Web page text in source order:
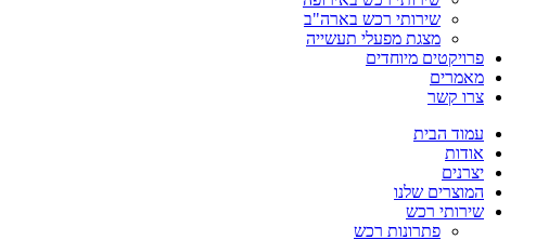
שירותי רכש בארה"ב
מצגת מפעלי תעשייה
פרויקטים מיוחדים
מאמרים
צרו קשר
עמוד הבית
אודות
יצרנים
המוצרים שלנו
שירותי רכש
פתרונות רכש